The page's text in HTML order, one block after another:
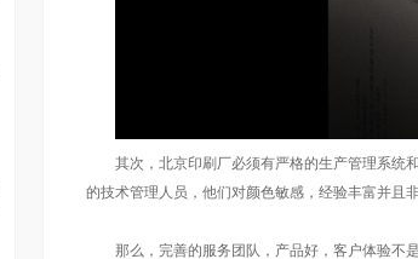
其次，北京印刷厂必须有严格的生产管理系统和
的技术管理人员，他们对颜色敏感，经验丰富并且
那么，完善的服务团队，产品好，客户体验不是